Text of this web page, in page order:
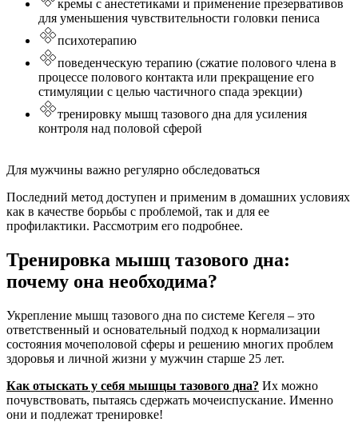
кремы с анестетиками и применение презервативов
для уменьшения чувствительности головки пениса
психотерапию
поведенческую терапию (сжатие полового члена в
процессе полового контакта или прекращение его
стимуляции с целью частичного спада эрекции)
тренировку мышц тазового дна для усиления
контроля над половой сферой
Для мужчины важно регулярно обследоваться
Последний метод доступен и применим в домашних условиях
как в качестве борьбы с проблемой, так и для ее
профилактики. Рассмотрим его подробнее.
Тренировка мышц тазового дна:
почему она необходима?
Укрепление мышц тазового дна по системе Кегеля – это
ответственный и основательный подход к нормализации
состояния мочеполовой сферы и решению многих проблем
здоровья и личной жизни у мужчин старше 25 лет.
Как отыскать у себя мышцы тазового дна? Их можно
почувствовать, пытаясь сдержать мочеиспускание. Именно
они и подлежат тренировке!